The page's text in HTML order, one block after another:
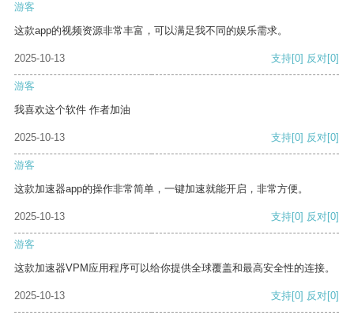
游客
这款app的视频资源非常丰富，可以满足我不同的娱乐需求。
2025-10-13 支持[0] 反对[0]
游客
我喜欢这个软件 作者加油
2025-10-13 支持[0] 反对[0]
游客
这款加速器app的操作非常简单，一键加速就能开启，非常方便。
2025-10-13 支持[0] 反对[0]
游客
这款加速器VPM应用程序可以给你提供全球覆盖和最高安全性的连接。
2025-10-13 支持[0] 反对[0]